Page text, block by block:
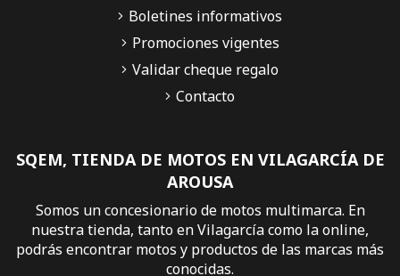
SQEM, TIENDA DE MOTOS EN VILAGARCÍA DE
AROUSA
Somos un concesionario de motos multimarca. En
nuestra tienda, tanto en Vilagarcía como la online,
podrás encontrar motos y productos de las marcas más
conocidas.
Boletines informativos
Promociones vigentes
Validar cheque regalo
Contacto